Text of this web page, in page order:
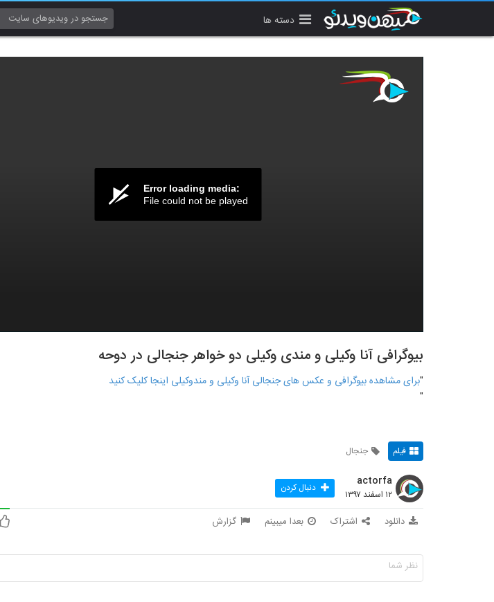
دسته ها
Error loading media:
File could not be played
بیوگرافی آنا وکیلی و مندی وکیلی دو خواهر جنجالی در دوحه
"برای مشاهده بیوگرافی و عکس های جنجالی آنا وکیلی و مندوکیلی اینجا کلیک کنید
"
فیلم جنجال
actorfa
۱۲ اسفند ۱۳۹۷ دنبال کردن
دانلود اشتراک بعدا میبینم گزارش